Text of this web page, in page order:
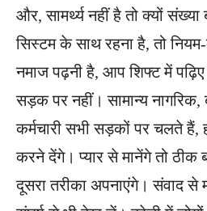
और, सामर्थ्य नहीं है तो क्यों
सिस्टम के साथ रहना है, तो
नमाज पढ़नी है, आप शिफ्ट में
सड़क पर नहीं। सामान्य नागरिक,
कर्मचारी सभी सड़कों पर चलते हैं,
करने देंगे। प्यार से मानेंगे तो ठीक
दूसरा तरीका अपनाएंगे। संवाद से